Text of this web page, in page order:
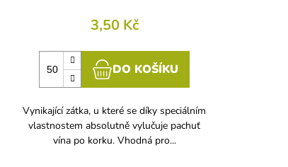
3,50 Kč
DO KOŠÍKU
Vynikající zátka, u které se díky speciálním
vlastnostem absolutně vylučuje pachuť
vína po korku. Vhodná pro...